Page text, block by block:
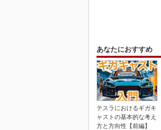
あなたにおすすめ
テスラにおけるギガキ
ャストの基本的な考え
方と方向性【前編】